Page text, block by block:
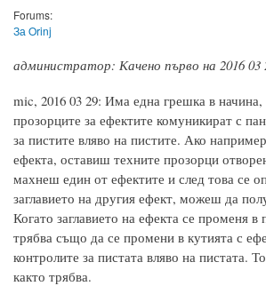
Forums:
За Orinj
администратор: Качено първо на 2016 03
mic, 2016 03 29: Има една грешка в начина,
прозорците за ефектите комуникират с
за пистите вляво на пистите. Ако
ефекта, оставиш техните прозорци
махнеш един от ефектите и след това се
заглавието на другия ефект, можеш да
Когато заглавието на ефекта се променя в
трябва също да се промени в кутията с
контролите за пистата вляво на пистата.
както трябва.